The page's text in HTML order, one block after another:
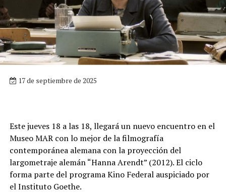
17 de septiembre de 2025
Este jueves 18 a las 18, llegará un nuevo encuentro en el
Museo MAR con lo mejor de la filmografía
contemporánea alemana con la proyección del
largometraje alemán “Hanna Arendt” (2012). El ciclo
forma parte del programa Kino Federal auspiciado por
el Instituto Goethe.